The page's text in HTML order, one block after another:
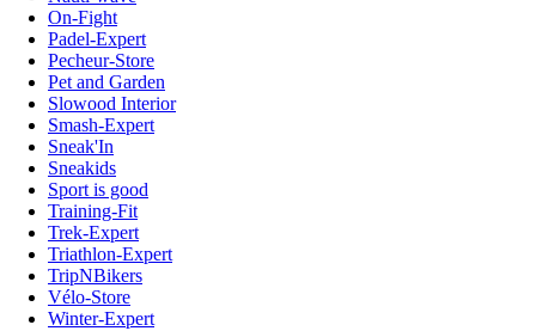
On-Fight
Padel-Expert
Pecheur-Store
Pet and Garden
Slowood Interior
Smash-Expert
Sneak'In
Sneakids
Sport is good
Training-Fit
Trek-Expert
Triathlon-Expert
TripNBikers
Vélo-Store
Winter-Expert